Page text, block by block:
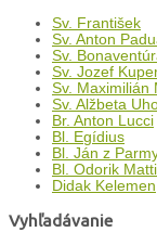
Sv. František
Sv. Anton
Sv.
Sv. Jozef
Sv. Maximilián
Sv. Alžbeta
Br. Anton Lucci
Bl. Egídius
Bl. Ján z
Bl. Odorik
Didak Kelemen
Vyhľadávanie